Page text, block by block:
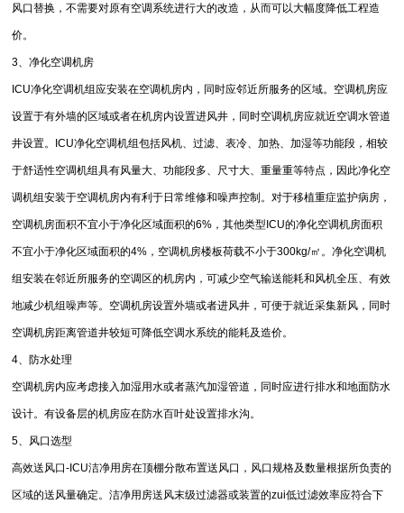
风口替换，不需要对原有空调系统进行大的改造，从而可以大幅度降低工程造
价。
3、净化空调机房
ICU净化空调机组应安装在空调机房内，同时应邻近所服务的区域。空调机房应
设置于有外墙的区域或者在机房内设置进风井，同时空调机房应就近空调水管道
井设置。ICU净化空调机组包括风机、过滤、表冷、加热、加湿等功能段，相较
于舒适性空调机组具有风量大、功能段多、尺寸大、重量重等特点，因此净化空
调机组安装于空调机房内有利于日常维修和噪声控制。对于移植重症监护病房，
空调机房面积不宜小于净化区域面积的6%，其他类型ICU的净化空调机房面积
不宜小于净化区域面积的4%，空调机房楼板荷载不小于300kg/㎡。净化空调机
组安装在邻近所服务的空调区的机房内，可减少空气输送能耗和风机全压、有效
地减少机组噪声等。空调机房设置外墙或者进风井，可便于就近采集新风，同时
空调机房距离管道井较短可降低空调水系统的能耗及造价。
4、防水处理
空调机房内应考虑接入加湿用水或者蒸汽加湿管道，同时应进行排水和地面防水
设计。有设备层的机房应在防水百叶处设置排水沟。
5、风口选型
高效送风口-ICU洁净用房在顶棚分散布置送风口，风口规格及数量根据所负责的
区域的送风量确定。洁净用房送风末级过滤器或装置的zui低过滤效率应符合下